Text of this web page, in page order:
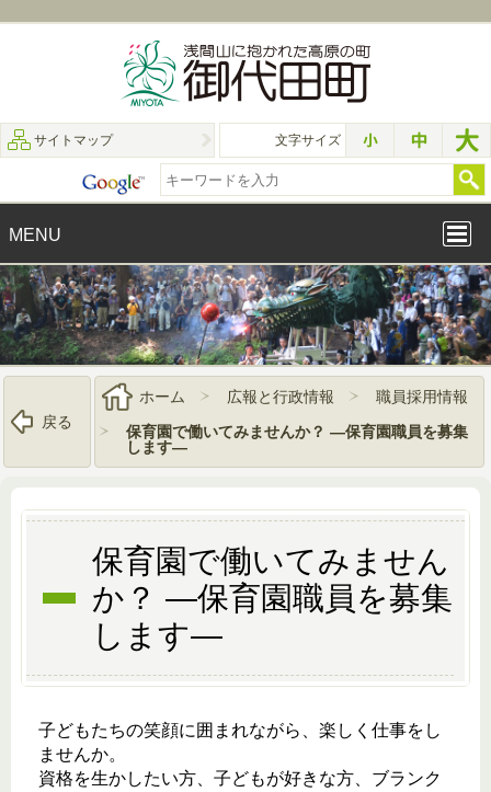
サイトマップ 文字サイズ
MENU
戻る
ホーム 広報と行政情報
職員採用情報
保育園で働いてみませんか？ ―保育園職員を募集
します―
保育園で働いてみません
か？ ―保育園職員を募集
します―
子どもたちの笑顔に囲まれながら、楽しく仕事をし
ませんか。
資格を生かしたい方、子どもが好きな方、ブランク